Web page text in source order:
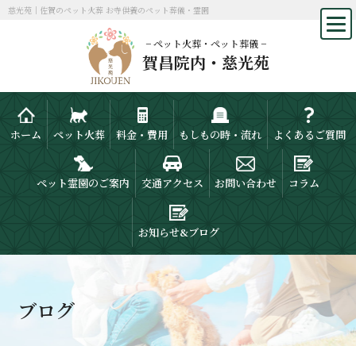
慈光苑｜佐賀のペット火葬 お寺供養のペット葬儀・霊園
− ペット火葬・ペット葬儀 −
賀昌院内・慈光苑
ホーム ペット火葬 料金・費用 もしもの時・流れ よくあるご質問
ペット霊園のご案内 交通アクセス お問い合わせ コラム
お知らせ&ブログ
ブログ